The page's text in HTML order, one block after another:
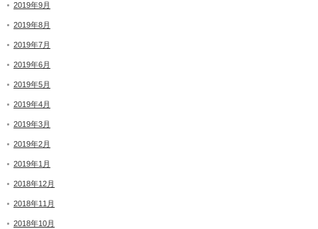
2019年9月
2019年8月
2019年7月
2019年6月
2019年5月
2019年4月
2019年3月
2019年2月
2019年1月
2018年12月
2018年11月
2018年10月